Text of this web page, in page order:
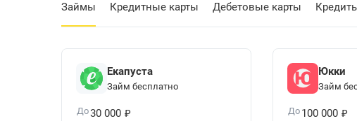
Займы Кредитные карты Дебетовые карты
Екапуста
Займ бесплатно
До30 000 ₽
Юкки
Займ
До 100 000 ₽